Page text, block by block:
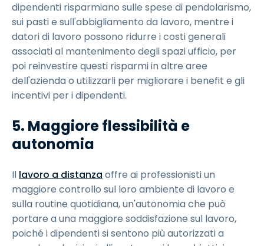
dipendenti risparmiano sulle spese di pendolarismo,
sui pasti e sull'abbigliamento da lavoro, mentre i
datori di lavoro possono ridurre i costi generali
associati al mantenimento degli spazi ufficio, per
poi reinvestire questi risparmi in altre aree
dell'azienda o utilizzarli per migliorare i benefit e gli
incentivi per i dipendenti.
5. Maggiore flessibilità e
autonomia
Il lavoro a distanza offre ai professionisti un
maggiore controllo sul loro ambiente di lavoro e
sulla routine quotidiana, un'autonomia che può
portare a una maggiore soddisfazione sul lavoro,
poiché i dipendenti si sentono più autorizzati a